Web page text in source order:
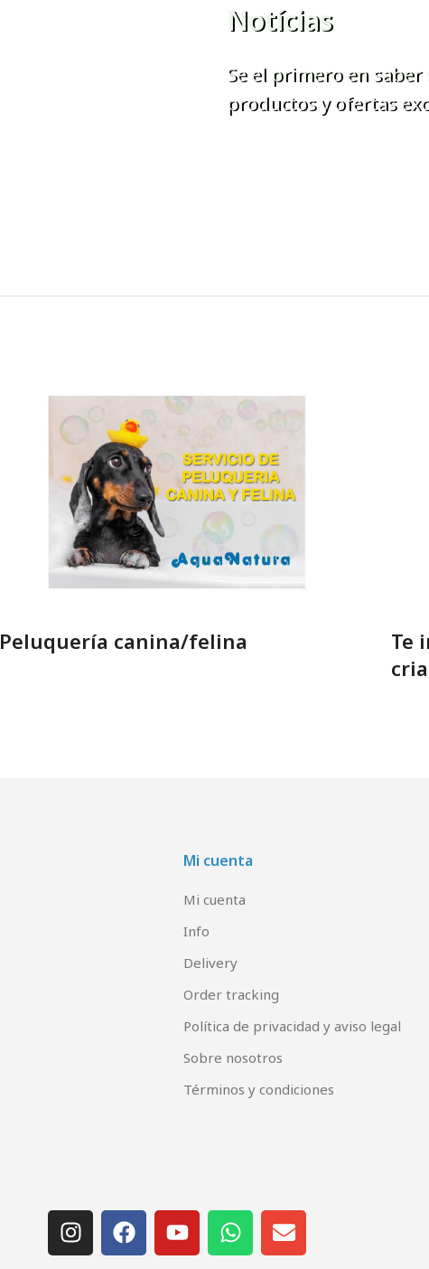
Notícias
Se el primero en
productos y ofertas
Peluquería canina/felina
Te
Mi cuenta
Mi cuenta
Info
Delivery
Order tracking
Política de privacidad y aviso legal
Sobre nosotros
Términos y condiciones